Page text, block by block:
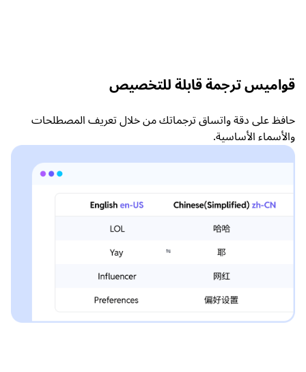
قواميس ترجمة قابلة للتخصيص
حافظ على دقة واتساق ترجماتك من خلال تعريف المصطلحات
والأسماء الأساسية.